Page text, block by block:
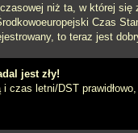
niż ta, w której
Czas
to teraz jest
jest zły!
letni/DST